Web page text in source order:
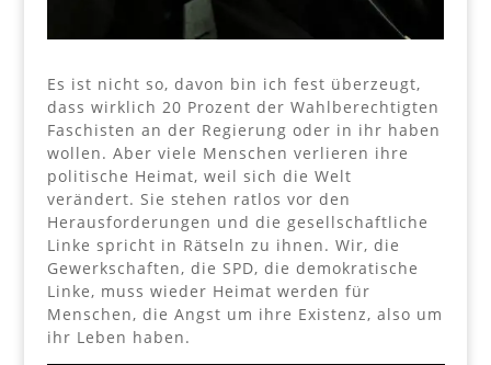
Es ist nicht so, davon bin ich fest überzeugt,
dass wirklich 20 Prozent der Wahlberechtigten
Faschisten an der Regierung oder in ihr haben
wollen. Aber viele Menschen verlieren ihre
politische Heimat, weil sich die Welt
verändert. Sie stehen ratlos vor den
Herausforderungen und die gesellschaftliche
Linke spricht in Rätseln zu ihnen. Wir, die
Gewerkschaften, die SPD, die demokratische
Linke, muss wieder Heimat werden für
Menschen, die Angst um ihre Existenz, also um
ihr Leben haben.